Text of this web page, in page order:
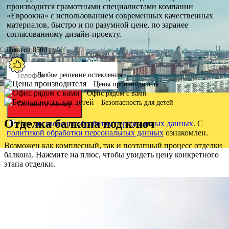
производится грамотными специалистами компании
«Евроокна» с использованием современных качественных
материалов, быстро и по разумной цене, по заранее
согласованному дизайн-проекту.
Цена от8500руб.
Оставить заявку
Даюсогласие на обработку персональных данных. С
политикой обработки персональных данных ознакомлен.
Любое решение остекления
Цены производителя
Офис рядом с вами
Безопасность для детей
Отделка балкона под ключ
Возможен как комплесный, так и поэтапный процесс отделки
балкона. Нажмите на плюс, чтобы увидеть цену конкретного
этапа отделки.